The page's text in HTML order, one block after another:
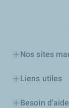
Nos sites
Liens utiles
Besoin